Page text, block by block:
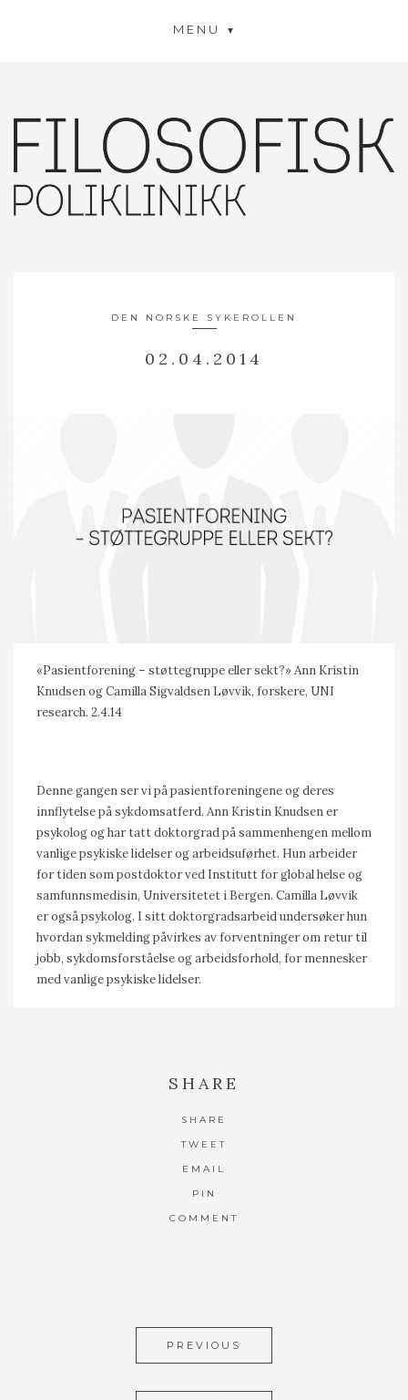
MENU
DEN NORSKE SYKEROLLEN
02.04.2014
«Pasientforening – støttegruppe eller sekt?» Ann Kristin
Knudsen og Camilla Sigvaldsen Løvvik, forskere, UNI
research. 2.4.14
Denne gangen ser vi på pasientforeningene og deres
innflytelse på sykdomsatferd. Ann Kristin Knudsen er
psykolog og har tatt doktorgrad på sammenhengen mellom
vanlige psykiske lidelser og arbeidsuførhet. Hun arbeider
for tiden som postdoktor ved Institutt for global helse og
samfunnsmedisin, Universitetet i Bergen. Camilla Løvvik
er også psykolog. I sitt doktorgradsarbeid undersøker hun
hvordan sykmelding påvirkes av forventninger om retur til
jobb, sykdomsforståelse og arbeidsforhold, for mennesker
med vanlige psykiske lidelser.
SHARE
SHARE
TWEET
EMAIL
PIN
COMMENT
PREVIOUS